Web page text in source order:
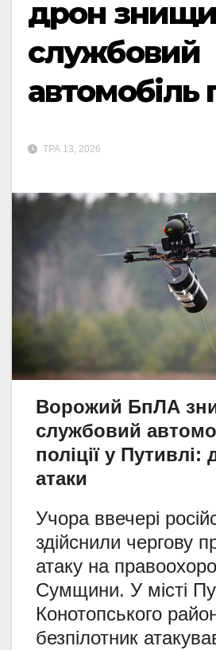
дрон
службовий
автомобіль
ТРА 13, 2026
Ворожий БпЛА
службовий
поліції у Путивлі:
атаки
Учора ввечері
здійснили чергову
атаку на
Сумщини. У місті
Конотопського
безпілотник